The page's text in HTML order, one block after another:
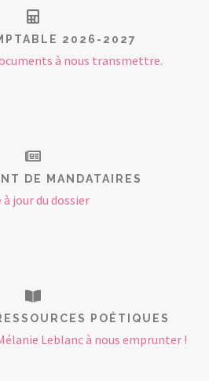
2026-2027
à nous transmettre.
DE MANDATAIRES
à jour du dossier
POÉTIQUES
Leblanc à nous emprunter !